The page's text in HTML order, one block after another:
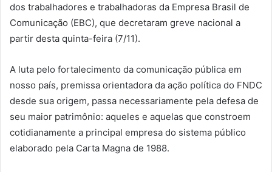
dos trabalhadores e trabalhadoras da Empresa Brasil de
Comunicação (EBC), que decretaram greve nacional a
partir desta quinta-feira (7/11).
A luta pelo fortalecimento da comunicação pública em
nosso país, premissa orientadora da ação política do FNDC
desde sua origem, passa necessariamente pela defesa de
seu maior patrimônio: aqueles e aquelas que constroem
cotidianamente a principal empresa do sistema público
elaborado pela Carta Magna de 1988.